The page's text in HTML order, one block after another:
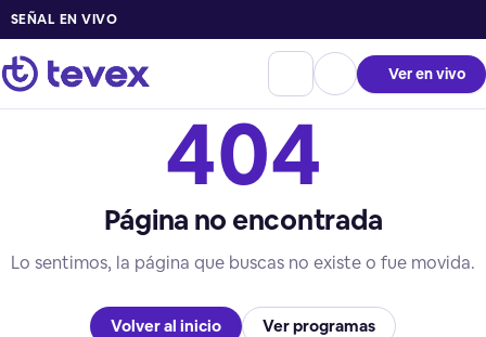
SEÑAL EN VIVO
Ver en vivo
404
Página no encontrada
Lo sentimos, la página que buscas no existe o fue movida.
Volver al inicio Ver programas